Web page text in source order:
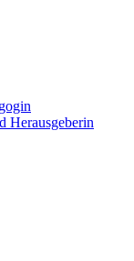
Herausgeberin